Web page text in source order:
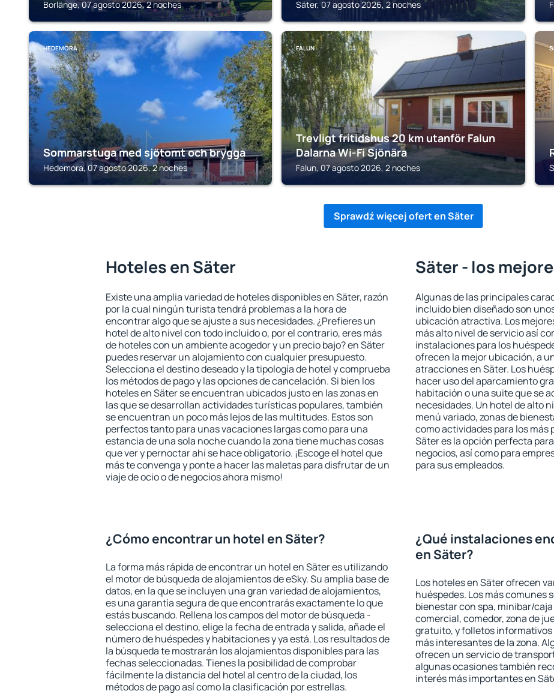
Borlänge, 07 agosto 2026, 2 noches Säter, 07 agosto 2026, 2 noches
HEDEMORA
Sommarstuga med sjötomt och brygga
Hedemora, 07 agosto 2026, 2 noches
FALUN
Trevligt fritidshus 20 km utanför Falun
Dalarna Wi-Fi Sjönära
Falun, 07 agosto 2026, 2 noches
Sprawdź więcej ofert en Säter
Hoteles en Säter
Existe una amplia variedad de hoteles disponibles en Säter, razón
por la cual ningún turista tendrá problemas a la hora de
encontrar algo que se ajuste a sus necesidades. ¿Prefieres un
hotel de alto nivel con todo incluido o, por el contrario, eres más
de hoteles con un ambiente acogedor y un precio bajo? en Säter
puedes reservar un alojamiento con cualquier presupuesto.
Selecciona el destino deseado y la tipología de hotel y comprueba
los métodos de pago y las opciones de cancelación. Si bien los
hoteles en Säter se encuentran ubicados justo en las zonas en
las que se desarrollan actividades turísticas populares, también
se encuentran un poco más lejos de las multitudes. Estos son
perfectos tanto para unas vacaciones largas como para una
estancia de una sola noche cuando la zona tiene muchas cosas
que ver y pernoctar ahí se hace obligatorio. ¡Escoge el hotel que
más te convenga y ponte a hacer las maletas para disfrutar de un
viaje de ocio o de negocios ahora mismo!
Säter - los
Algunas de las principales
incluido bien diseñado son
ubicación atractiva. Los
más alto nivel de servicio así
instalaciones para los
ofrecen la mejor ubicación, a
atracciones en Säter. Los
hacer uso del aparcamiento
habitación o una suite que se
necesidades. Un hotel de alto
menú variado, zonas de
como actividades para los más
Säter es la opción perfecta
negocios, así como para
para sus empleados.
¿Cómo encontrar un hotel en Säter?
La forma más rápida de encontrar un hotel en Säter es utilizando
el motor de búsqueda de alojamientos de eSky. Su amplia base de
datos, en la que se incluyen una gran variedad de alojamientos,
es una garantía segura de que encontrarás exactamente lo que
estás buscando. Rellena los campos del motor de búsqueda -
selecciona el destino, elige la fecha de entrada y salida, añade el
número de huéspedes y habitaciones y ya está. Los resultados de
la búsqueda te mostrarán los alojamientos disponibles para las
fechas seleccionadas. Tienes la posibilidad de comprobar
fácilmente la distancia del hotel al centro de la ciudad, los
métodos de pago así como la clasificación por estrellas.
¿Qué instalaciones
en Säter?
Los hoteles en Säter ofrecen
huéspedes. Los más comunes
bienestar con spa, minibar/
comercial, comedor, zona de
gratuito, y folletos
más interesantes de la zona.
ofrecen un servicio de
algunas ocasiones también
interés más importantes en